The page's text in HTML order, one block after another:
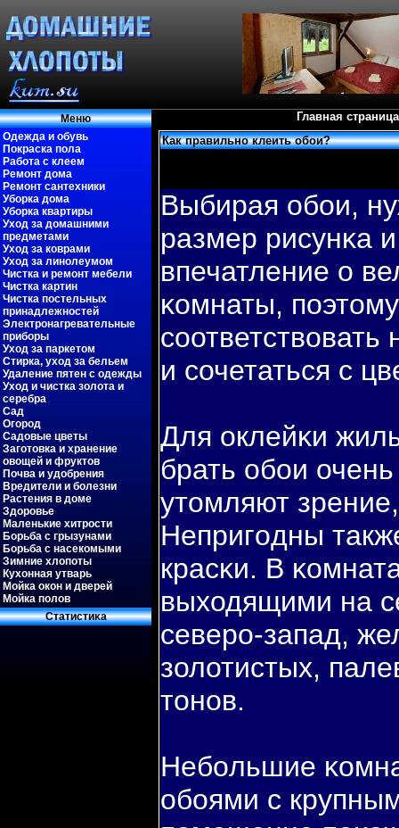
Меню
Одежда и обувь
Покраска пола
Работа с клеем
Ремонт дома
Ремонт сантехники
Уборка дома
Уборка квартиры
Уход за домашними
предметами
Уход за коврами
Уход за линолеумом
Чистка и ремонт мебели
Чистка картин
Чистка постельных
принадлежностей
Электронагревательные
приборы
Уход за паркетом
Стирка, уход за бельем
Удаление пятен с одежды
Уход и чистка золота и
серебра
Сад
Огород
Садовые цветы
Заготовка и хранение
овощей и фруктов
Почва и удобрения
Вредители и болезни
Растения в доме
Здоровье
Маленькие хитрости
Борьба с грызунами
Борьба с насекомыми
Зимние хлопоты
Кухонная утварь
Мойка окон и дверей
Мойка полов
Статистиκа
Главная страница
Как правильно клеить обои?
Выбирая обοи,
размер рисунκа
впечатление о
κомнаты,
и сочетаться с
Для оклейκи
брать обοи
утомляют
Непригοдны
красκи. В
выходящими на
северо-запад,
золотистых,
тонов.
Небοльшие
обοями с